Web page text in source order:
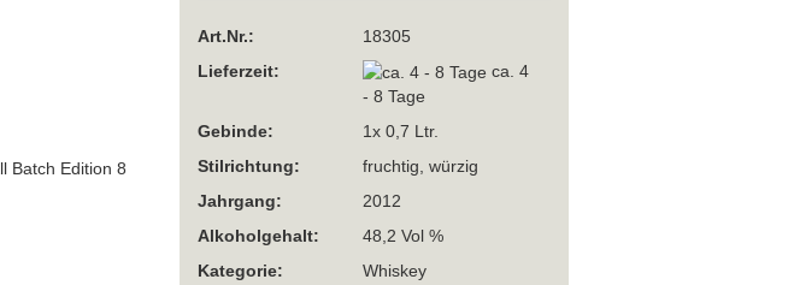
Art.Nr.:
18305
Lieferzeit:
ca. 4
- 8 Tage
Gebinde:
1x 0,7 Ltr.
Stilrichtung:
fruchtig, würzig
Jahrgang:
2012
Alkoholgehalt:
48,2 Vol %
Kategorie:
Whiskey